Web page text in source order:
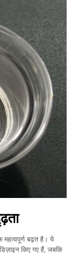
महत्वपूर्ण बढ़त है। ये
किए गए हैं, जबकि